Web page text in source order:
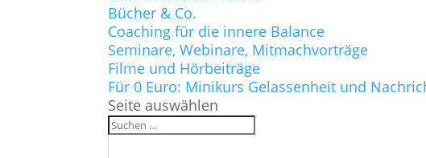
Bücher & Co.
Coaching für die innere Balance
Seminare, Webinare, Mitmachvorträge
Filme und Hörbeiträge
Für 0 Euro: Minikurs Gelassenheit und
Seite auswählen